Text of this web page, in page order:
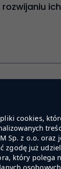
cookies,
Sp. z o.o.
już
który polega